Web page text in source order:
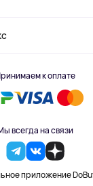
к оплате
всегда на связи
приложение